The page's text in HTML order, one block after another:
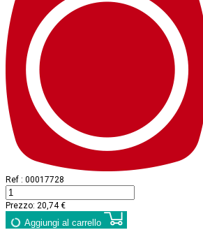
Ref : 00017728
Prezzo: 20,74 €
Aggiungi al carrello